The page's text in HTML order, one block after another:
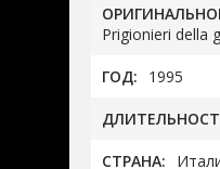
Prigionieri della
ГОД: 1995
СТРАНА: